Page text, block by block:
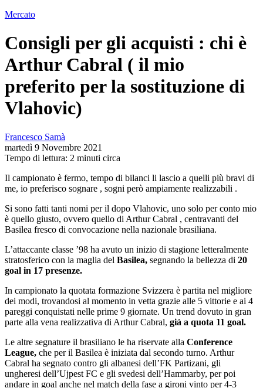
Mercato
Consigli per gli acquisti : chi è
Arthur Cabral ( il mio
preferito per la sostituzione di
Vlahovic)
Francesco Samà
martedì 9 Novembre 2021
Tempo di lettura: 2 minuti circa
Il campionato è fermo, tempo di bilanci li lascio a quelli più bravi di
me, io preferisco sognare , sogni però ampiamente realizzabili .
Si sono fatti tanti nomi per il dopo Vlahovic, uno solo per conto mio
è quello giusto, ovvero quello di Arthur Cabral , centravanti del
Basilea fresco di convocazione nella nazionale brasiliana.
L’attaccante classe ’98 ha avuto un inizio di stagione letteralmente
stratosferico con la maglia del Basilea, segnando la bellezza di 20
goal in 17 presenze.
In campionato la quotata formazione Svizzera è partita nel migliore
dei modi, trovandosi al momento in vetta grazie alle 5 vittorie e ai 4
pareggi conquistati nelle prime 9 giornate. Un trend dovuto in gran
parte alla vena realizzativa di Arthur Cabral, già a quota 11 goal.
Le altre segnature il brasiliano le ha riservate alla Conference
League, che per il Basilea è iniziata dal secondo turno. Arthur
Cabral ha segnato contro gli albanesi dell’FK Partizani, gli
ungheresi dell’Ujpest FC e gli svedesi dell’Hammarby, per poi
andare in goal anche nel match della fase a gironi vinto per 4-3